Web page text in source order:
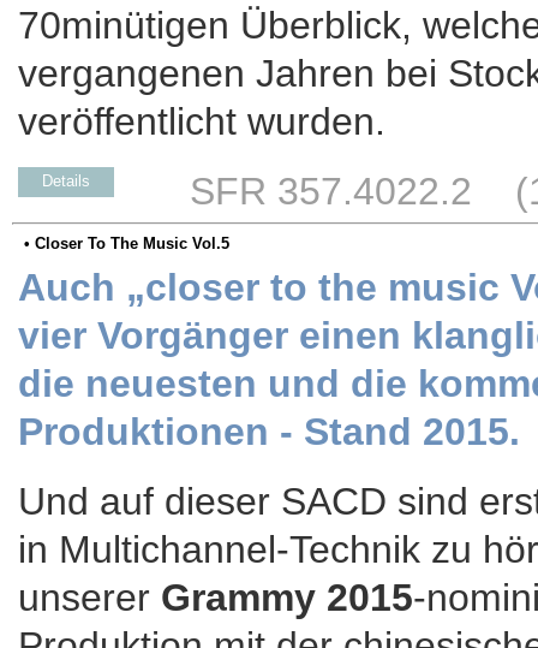
70minütigen Überblick,
vergangenen Jahren bei
veröffentlicht wurden.
Details SFR 357.4022.2
• Closer To The Music Vol.5
Auch „closer to the music
vier Vorgänger einen
die neuesten und die
Produktionen - Stand 2015.
Und auf dieser SACD sind
in Multichannel-Technik zu
unserer Grammy 2015-